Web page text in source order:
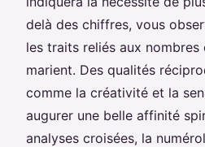
delà des chiffres, vous
les traits reliés aux nombres
marient. Des qualités
comme la créativité et la
augurer une belle affinité
analyses croisées, la